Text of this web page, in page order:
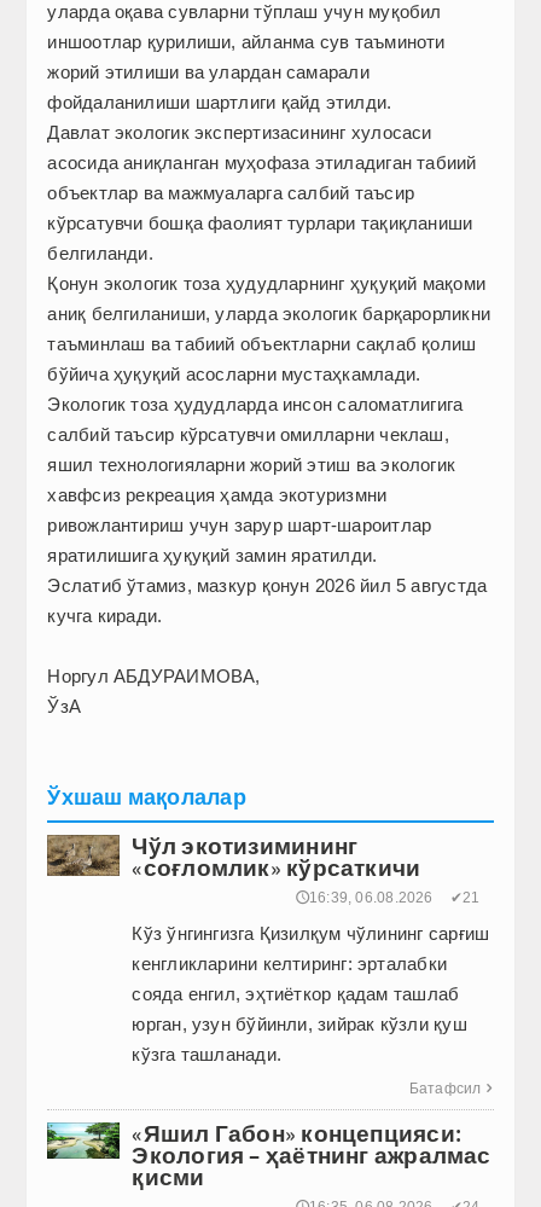
уларда оқава сувларни тўплаш учун муқобил
иншоотлар қурилиши, айланма сув таъминоти
жорий этилиши ва улардан самарали
фойдаланилиши шартлиги қайд этилди.
Давлат экологик экспертизасининг хулосаси
асосида аниқланган муҳофаза этиладиган табиий
объектлар ва мажмуаларга салбий таъсир
кўрсатувчи бошқа фаолият турлари тақиқланиши
белгиланди.
Қонун экологик тоза ҳудудларнинг ҳуқуқий мақоми
аниқ белгиланиши, уларда экологик барқарорликни
таъминлаш ва табиий объектларни сақлаб қолиш
бўйича ҳуқуқий асосларни мустаҳкамлади.
Экологик тоза ҳудудларда инсон саломатлигига
салбий таъсир кўрсатувчи омилларни чеклаш,
яшил технологияларни жорий этиш ва экологик
хавфсиз рекреация ҳамда экотуризмни
ривожлантириш учун зарур шарт-шароитлар
яратилишига ҳуқуқий замин яратилди.
Эслатиб ўтамиз, мазкур қонун 2026 йил 5 августда
кучга киради.
Норгул АБДУРАИМОВА,
ЎзА
Ўхшаш мақолалар
Чўл экотизимининг
«соғломлик» кўрсаткичи
🕔16:39, 06.08.2026 ✔21
Кўз ўнгингизга Қизилқум чўлининг сарғиш
кенгликларини келтиринг: эрталабки
сояда енгил, эҳтиёткор қадам ташлаб
юрган, узун бўйинли, зийрак кўзли қуш
кўзга ташланади.
Батафсил 
«Яшил Габон» концепцияси:
Экология – ҳаётнинг ажралмас
қисми